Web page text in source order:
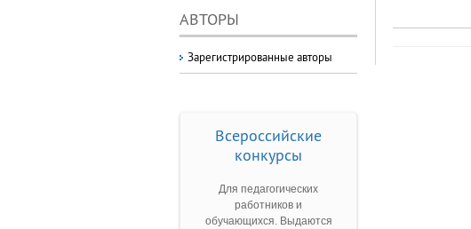
АВТОРЫ
Зарегистрированные авторы
Всероссийские
конкурсы
Для педагогических
работников и
обучающихся. Выдаются